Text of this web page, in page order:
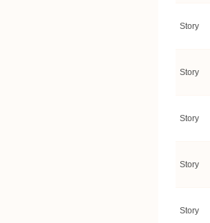
Story
Story
Story
Story
Story